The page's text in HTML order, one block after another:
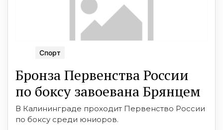
Спорт
Бронза Первенства России
по боксу завоевана Брянцем
В Калининграде проходит Первенство России
по боксу среди юниоров.